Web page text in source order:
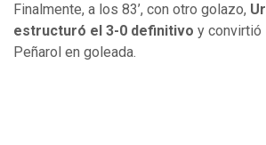
Finalmente, a los 83’, con otro golazo,
estructuró el 3-0 definitivo y convirtió
Peñarol en goleada.